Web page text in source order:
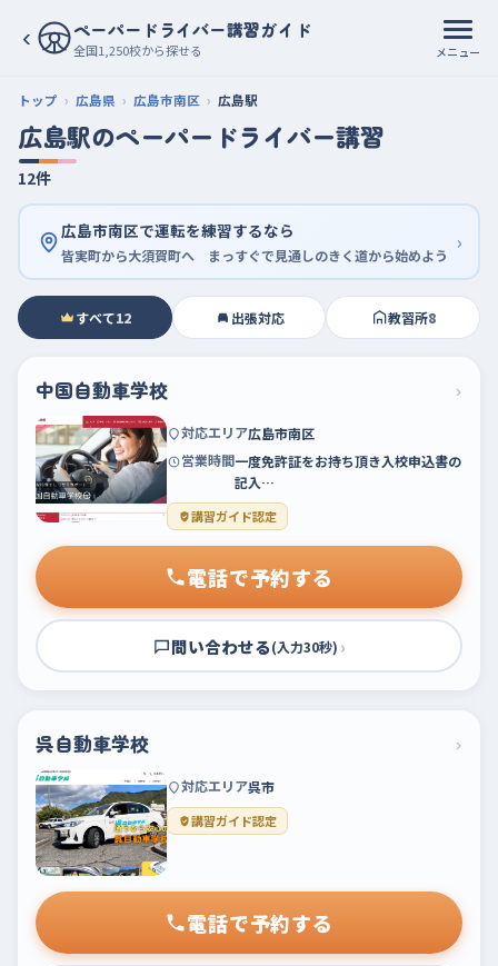
‹ ペーパードライバー講習ガイド
全国1,250校から探せる メニュー
トップ 広島県 広島市南区 広島駅
広島駅のペーパードライバー講習
12件
広島市南区で運転を練習するなら
皆実町から大須賀町へ まっすぐで見通しのきく道から始めよう ›
すべて12 出張対応 教習所8
中国自動車学校 ›
対応エリア広島市南区
営業時間一度免許証をお持ち頂き入校申込書の
記入…
講習ガイド認定
電話で予約する
問い合わせる(入力30秒) ›
呉自動車学校 ›
対応エリア呉市
講習ガイド認定
電話で予約する